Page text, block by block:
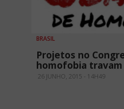
BRASIL
Projetos no
homofobia travam
26 JUNHO, 2015 - 14H49